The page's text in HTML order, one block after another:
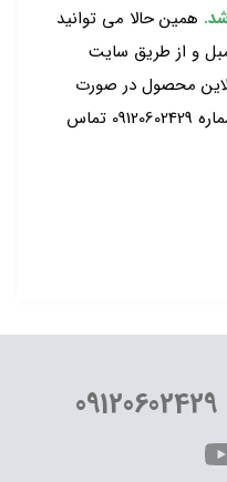
همین حالا می توانید
مبل و از طریق سایت
محصول در صورت
تغییر رنگ چوب و یا مشاوره با شماره 09120602429 تماس